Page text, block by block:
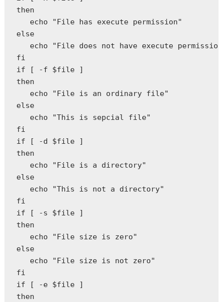
then
   echo "File has execute permission"
else
echo "File does not have execute
fi
if [ -f $file ]
then
   echo "File is an ordinary file"
else
   echo "This is sepcial file"
fi
if [ -d $file ]
then
   echo "File is a directory"
else
   echo "This is not a directory"
fi
if [ -s $file ]
then
   echo "File size is zero"
else
   echo "File size is not zero"
fi
if [ -e $file ]
then